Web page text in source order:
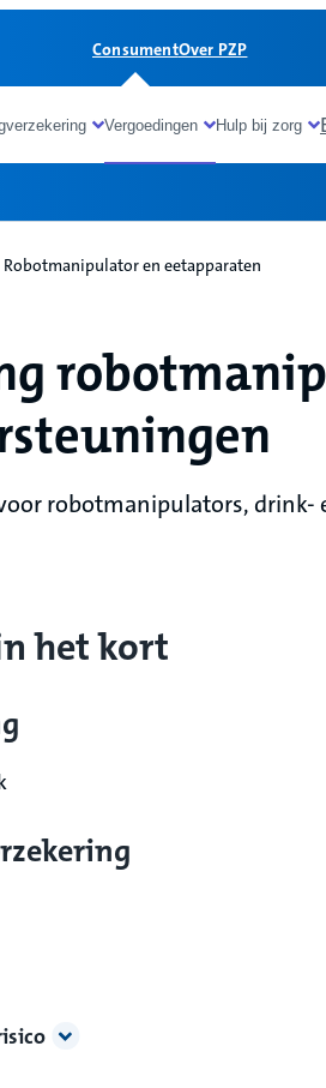
ConsumentOver PZP
Vergoedingen Hulp bij zorg
Robotmanipulator en eetapparaten
robotmanipulators,
het kort